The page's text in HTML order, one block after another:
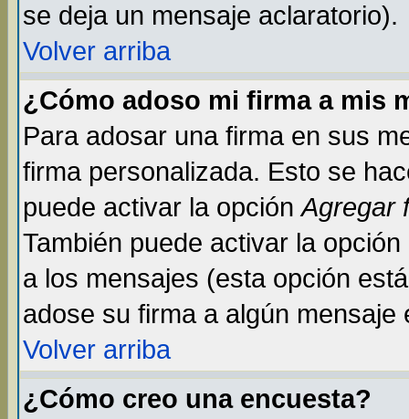
se deja un mensaje aclaratorio).
Volver arriba
¿Cómo adoso mi firma a mis
Para adosar una firma en sus
firma personalizada. Esto se
puede activar la opciónAgregar
También puede activar la
a los mensajes (esta opción
adose su firma a algún mensaje
Volver arriba
¿Cómo creo una encuesta?